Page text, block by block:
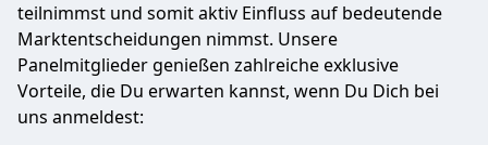
teilnimmst und somit aktiv Einfluss auf bedeutende
Marktentscheidungen nimmst. Unsere
Panelmitglieder genießen zahlreiche exklusive
Vorteile, die Du erwarten kannst, wenn Du Dich bei
uns anmeldest: